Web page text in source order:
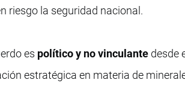
riesgo la seguridad nacional.
es político y no vinculante desde
estratégica en materia de